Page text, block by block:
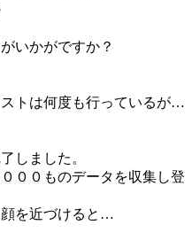
いかがですか？
トは何度も行っているが…
しました。
００ものデータを収集し登
を近づけると…